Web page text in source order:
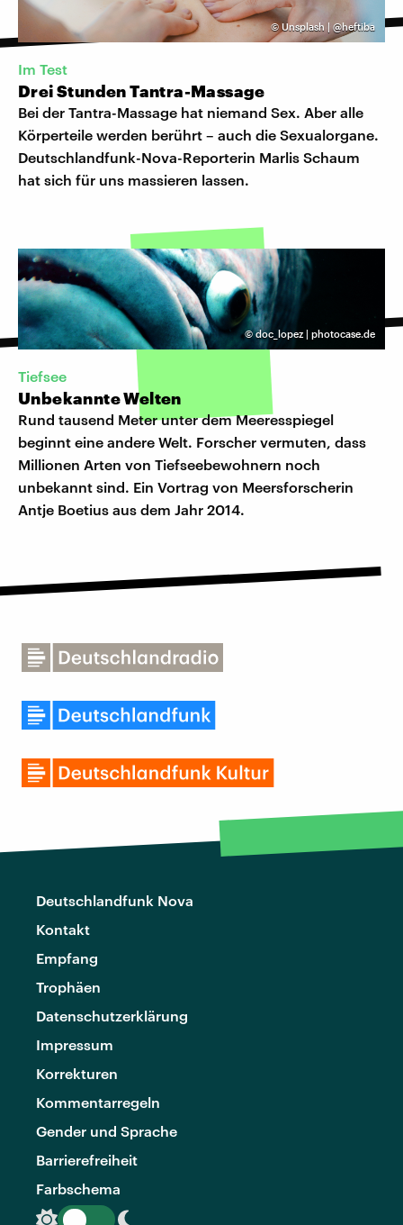
©Unsplash | @heftiba
Im Test
Drei Stunden Tantra-Massage
Bei der Tantra-Massage hat niemand Sex. Aber alle
Körperteile werden berührt – auch die Sexualorgane.
Deutschlandfunk-Nova-Reporterin Marlis Schaum
hat sich für uns massieren lassen.
©doc_lopez | photocase.de
Tiefsee
Unbekannte Welten
Rund tausend Meter unter dem Meeresspiegel
beginnt eine andere Welt. Forscher vermuten, dass
Millionen Arten von Tiefseebewohnern noch
unbekannt sind. Ein Vortrag von Meersforscherin
Antje Boetius aus dem Jahr 2014.
Deutschlandfunk Nova
Kontakt
Empfang
Trophäen
Datenschutzerklärung
Impressum
Korrekturen
Kommentarregeln
Gender und Sprache
Barrierefreiheit
Farbschema